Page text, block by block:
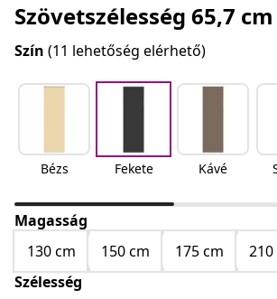
Szövetszélesség 65,7
Szín (11 lehetőség elérhető)
Bézs Fekete Kávé
Magasság
130 cm
150 cm 175 cm
Szélesség